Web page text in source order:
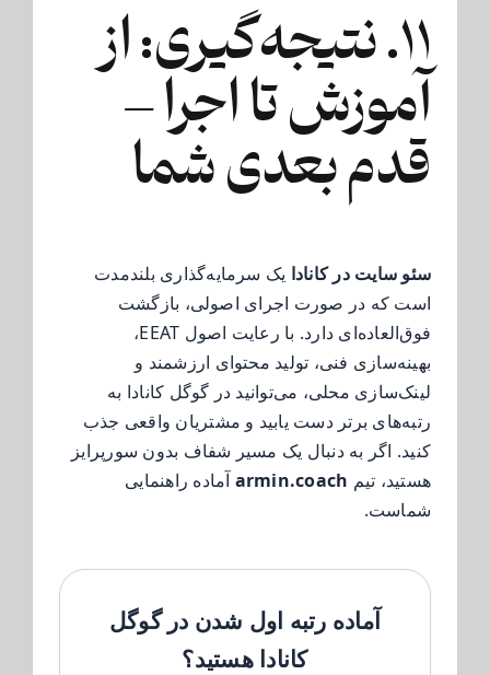
۱۱. نتیجه‌گیری: از
آموزش تا اجرا –
قدم بعدی شما
سئو سایت در کانادا یک سرمایه‌گذاری بلندمدت
است که در صورت اجرای اصولی، بازگشت
فوق‌العاده‌ای دارد. با رعایت اصول EEAT،
بهینه‌سازی فنی، تولید محتوای ارزشمند و
لینک‌سازی محلی، می‌توانید در گوگل کانادا به
رتبه‌های برتر دست یابید و مشتریان واقعی جذب
کنید. اگر به دنبال یک مسیر شفاف بدون سورپرایز
هستید، تیم armin.coach آماده راهنمایی
شماست.
آماده رتبه اول شدن در گوگل
کانادا هستید؟